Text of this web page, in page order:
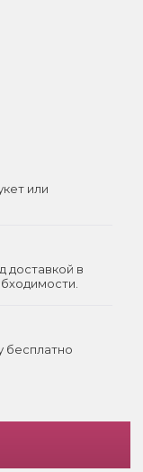
или
доставкой в
бесплатно